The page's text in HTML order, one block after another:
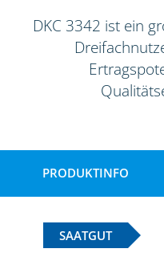
DKC 3342 ist ein
PRODUKTINFO
SAATGUT